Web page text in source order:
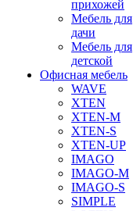
прихожей
Мебель для
дачи
Мебель для
детской
Офисная мебель
WAVE
XTEN
XTEN-M
XTEN-S
XTEN-UP
IMAGO
IMAGO-M
IMAGO-S
SIMPLE